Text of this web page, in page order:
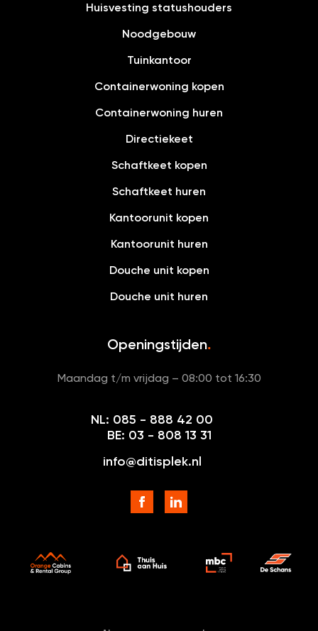
Huisvesting statushouders
Noodgebouw
Tuinkantoor
Containerwoning kopen
Containerwoning huren
Directiekeet
Schaftkeet kopen
Schaftkeet huren
Kantoorunit kopen
Kantoorunit huren
Douche unit kopen
Douche unit huren
Openingstijden.
Maandag t/m vrijdag – 08:00 tot 16:30
NL: 085 - 888 42 00
BE: 03 - 808 13 31
info@ditisplek.nl